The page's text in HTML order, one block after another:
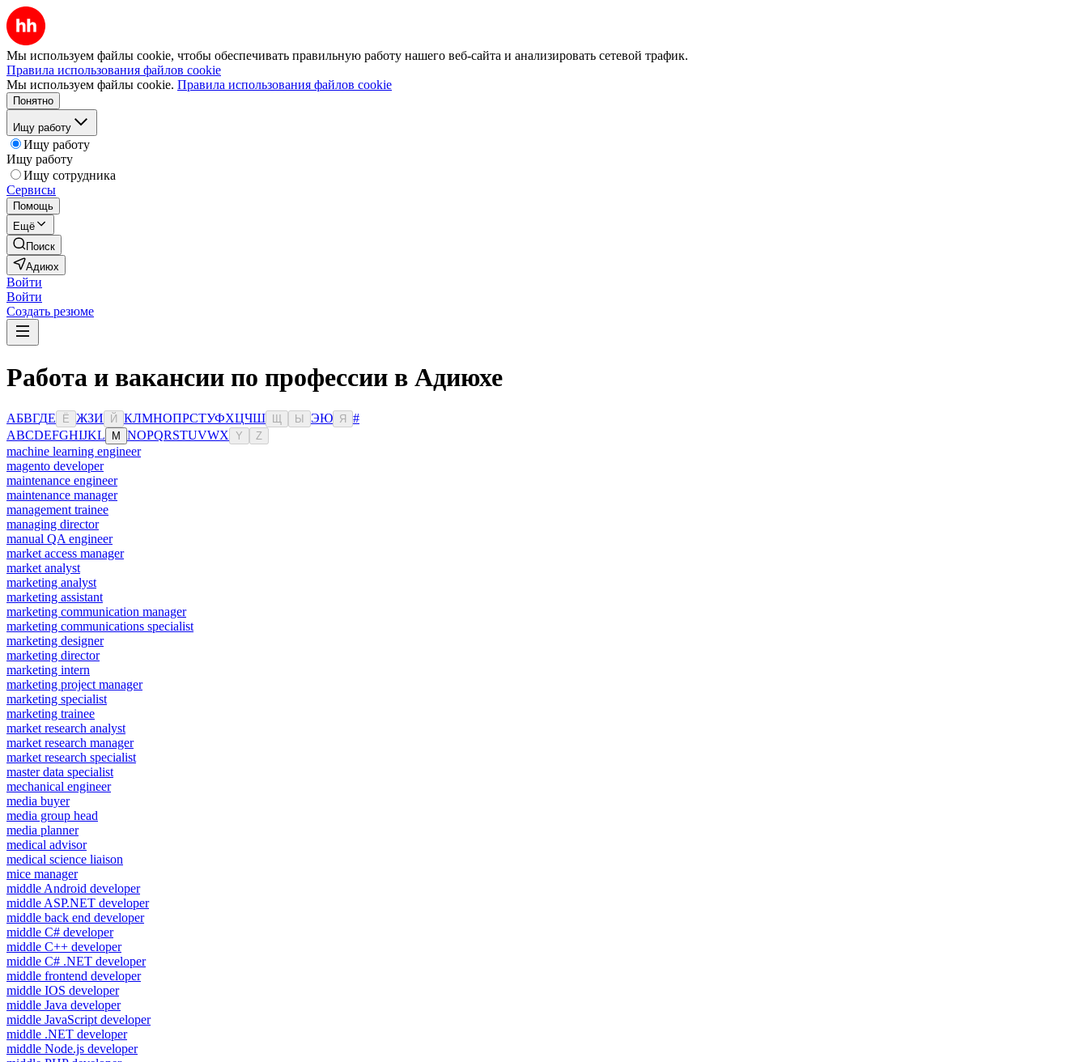
Мы используем файлы cookie, чтобы обеспечивать правильную работу нашего веб-сайта и анализировать сетевой трафик.
Правила использования файлов cookie
Мы используем файлы cookie. Правила использования файлов cookie
Понятно
Ищу работу
Ищу работу
Ищу работу
Ищу сотрудника
Сервисы
Помощь
Ещё
Поиск
Адиюх
Войти
Войти
Создать резюме
Работа и вакансии по профессии в Адиюхе
АБВГДЕ Ё ЖЗИ Й КЛМНОПРСТУФХЦЧШ Ы ЭЮ Я
#
ABCDEFGHIJKL M NOPQRSTUVWX Y Z
machine learning engineer
magento developer
maintenance engineer
maintenance manager
management trainee
managing director
manual QA engineer
market access manager
market analyst
marketing analyst
marketing assistant
marketing communication manager
marketing communications specialist
marketing designer
marketing director
marketing intern
marketing project manager
marketing specialist
marketing trainee
market research analyst
market research manager
market research specialist
master data specialist
mechanical engineer
media buyer
media group head
media planner
medical advisor
medical science liaison
mice manager
middle Android developer
middle ASP.NET developer
middle back end developer
middle C# developer
middle C++ developer
middle C# .NET developer
middle frontend developer
middle IOS developer
middle Java developer
middle JavaScript developer
middle .NET developer
middle Node.js developer